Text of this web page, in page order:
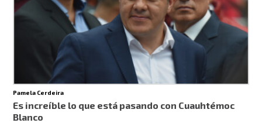
Pamela Cerdeira
Es increíble lo que está pasando con Cuauhtémoc
Blanco